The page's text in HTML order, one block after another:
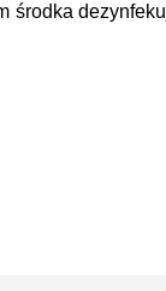
środka